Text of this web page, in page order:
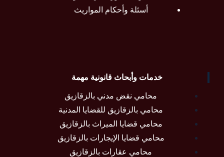
أسئلة وأحكام المواريث
خدمات وأبحاث قانونية مهمة
محامي نقض مدني بالزقازيق
محامي بالزقازيق للقضايا المدنية
محامي قضايا الميراث بالزقازيق
محامي قضايا الإيجارات بالزقازيق
محامي عقارات بالزقازيق